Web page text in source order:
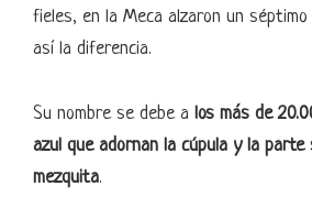
fieles, en la Meca alzaron un séptimo
así la diferencia.
Su nombre se debe a los más de
azul que adornan la cúpula y la parte
mezquita.